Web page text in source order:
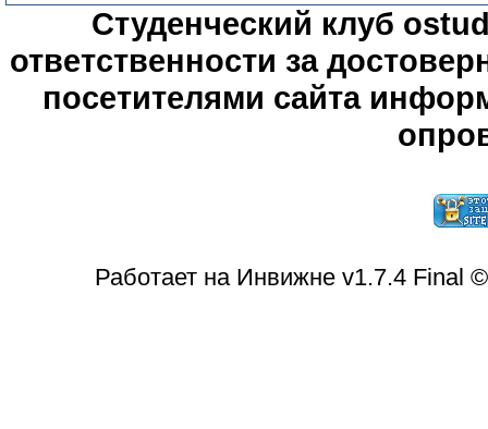
Студенческий клуб
ответственности за
посетителями сайта
Работает на Инвижне v1.7.4 Final